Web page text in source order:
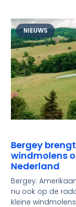
NIEUWS
Bergey
windmolens
Nederland
Bergey:
nu ook op de
kleine